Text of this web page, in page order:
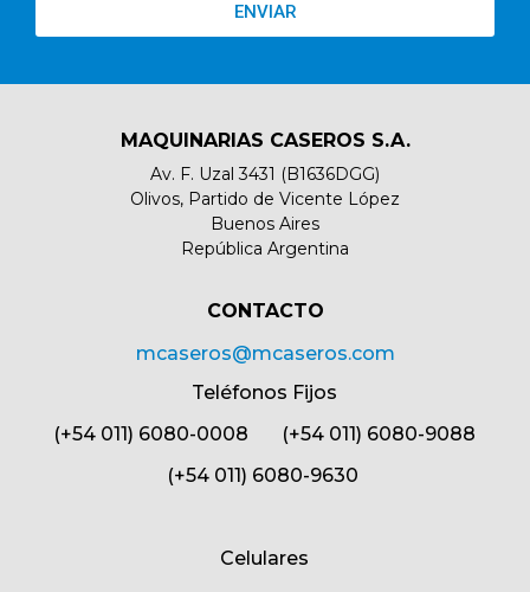
ENVIAR
MAQUINARIAS CASEROS S.A.
Av. F. Uzal 3431 (B1636DGG)
Olivos, Partido de Vicente López
Buenos Aires
República Argentina
CONTACTO​
mcaseros@mcaseros.com
Teléfonos Fijos
(+54 011) 6080-0008 (+54 011) 6080-9088
(+54 011) 6080-9630
Celulares